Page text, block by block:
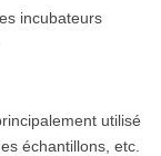
incubateurs
utilisé
échantillons, etc.